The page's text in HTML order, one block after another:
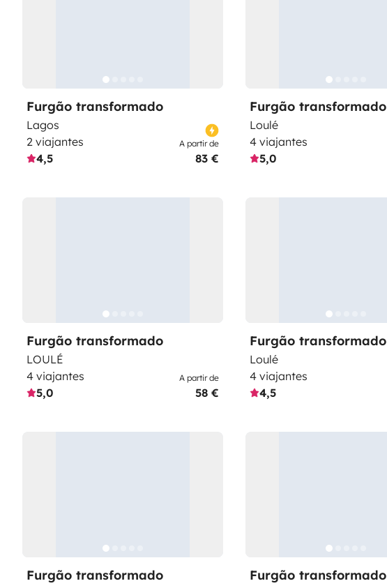
Furgão transformado
Lagos
2 viajantes
4,5
A partir de
83 €
Furgão transformado
Loulé
4 viajantes
5,0
Furgão transformado
LOULÉ
4 viajantes
5,0
A partir de
58 €
Furgão transformado
Loulé
4 viajantes
4,5
Furgão transformado Furgão transformado